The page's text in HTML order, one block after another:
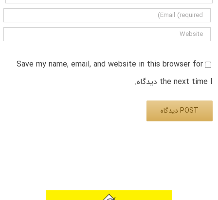
Save my name, email, and website in this browser for
the next time I دیدگاه.